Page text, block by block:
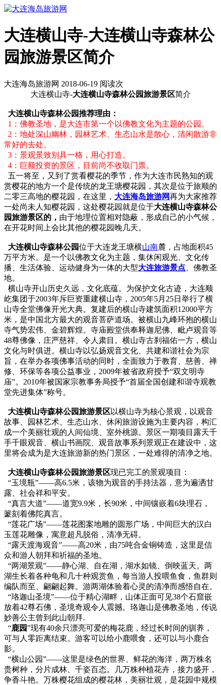
大连横山寺-大连横山寺森林公
园旅游景区简介
大连海岛旅游网 2018-06-19 阅读次
大连横山寺-大连横山寺森林公园旅游景区简介
大连横山寺森林公园推荐理由：
1：佛教圣地，是大连市第一个以佛教文化为主题的公园。
2：地处深山幽林，园林艺术、生态山水是散心，清闲散游非
常好的去处。
3：景观景致别具一格，用心打造。
4：巨额投资的景区，目前尚不收取门票。
五一将至，又到了赏看樱花的季节，作为大连市民熟知的观
赏樱花的地方一个是传统的龙王塘樱花园，其次是位于旅顺的
二零三高地的樱花园，在这里， 大连海岛旅游网再为大家推荐
一处尚未人知樱花园，这处樱花园就是位于大连横山寺森林公
园旅游景区的， 由于地理位置相对隐蔽，形成自己的小气候，
在开花时间上会比其他的樱花园晚几天。
大连横山寺森林公园位于大连龙王塘横山南麓，占地面积45
万平方米。是一个以佛教文化为主题，集休闲观光、文化传
播、生活体验、运动健身为一体的大型大连旅游景点 、佛教圣
地。
横山寺开山历史久远，文化底蕴。为保护文化古迹，大连顺
屹集团于2003年斥巨资重建横山寺，2005年5月25日举行了横
山寺全堂佛像开光大典。复建后的横山寺建筑面积12000平方
米，是中国北方最大的观音菩萨道场。被横山九峰环抱的横山
寺气势宏伟、金碧辉煌。寺庙殿堂供奉释迦尼佛、毗卢观音等
48尊佛像，庄严慈祥、令人肃目。横山寺古刹福佑一方，横山
文化与时俱进。横山寺以弘扬观音文化、共建和谐社会为宗
旨，在举办各项佛事活动的同时，全面致力于教育、慈善、禅
修、环保等各项公益事业，2009年被省政府授予“双文明寺
庙”。2010年被国家宗教事务局授予“首届全国创建和谐寺观教
堂先进集体”称号。
大连横山寺森林公园旅游景区以横山寺为核心景观，以观音
故事、园林艺术、生态山水、休闲旅游设施为主要内容，构汇
成一个美丽壮观的人间仙境、室外桃源。景区一期项目露天千
手千眼观音、横山书画院、观音故事系列景观正在建设中，这
里将会成为是大连旅游新的热门景区，一处难得的清净之地。
大连横山寺森林公园旅游景区现已完工的景观项目：
“玉境瓶”——高6.5米，该物为观音的手持法器，意为遍洒甘
露、社会祥和平安。
“真言大道”——道宽9.9米，长90米，中间镶嵌着6块理石，
籇刻着佛陀真言。
“莲花广场”——莲花图案地雕的圆形广场，中间巨大的汉白
玉莲花雕像，寓意超凡脱俗，清净无碍。
“露天渡海观音”——高20米，由75吨合金铜铸造，这里是信
众和游人朝拜和祈福的圣地。
“两湖景观”——静心湖、自在湖，湖水如镜、倒映蓝天。两
湖生长着各种龟和几十种观赏鱼，每当游人投喂鱼食，鱼群则
编队而至、翩翩起舞。游两湖体验着心灵的清净而感悟自在。
“珞迦山圣境”——位于精心湖畔，山体正面可见38个石窟嵌
放着42尊石佛，圣境奇观令人震撼。珞迦山是佛教圣地，传说
妙善公主曾到此山朝拜.
“鹿园”现有40余只漂亮可爱的梅花鹿，经过长时间的驯养，
可与人零距离结束。游客可以给小鹿喂食，还可以与小鹿合
影。
“横山公园”——这里是绿色的世界、鲜花的海洋，两万株名
贵树种，分片成林、千姿百态。几万株种植花卉，接力盛开，
争香斗艳。万株樱花组成的樱花林，美丽壮观，是花园中规模